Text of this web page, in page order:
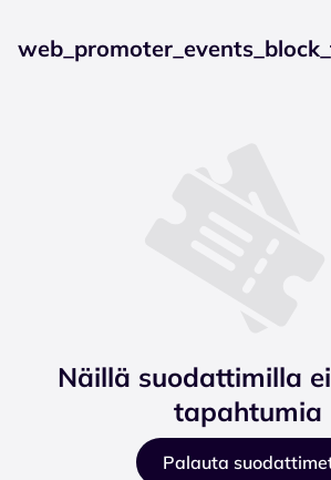
Näillä suodattimilla
tapahtumia
Palauta